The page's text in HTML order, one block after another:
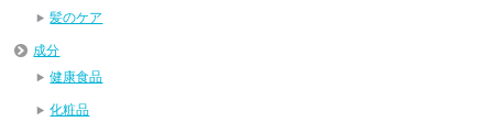
髪のケア
成分
健康食品
化粧品